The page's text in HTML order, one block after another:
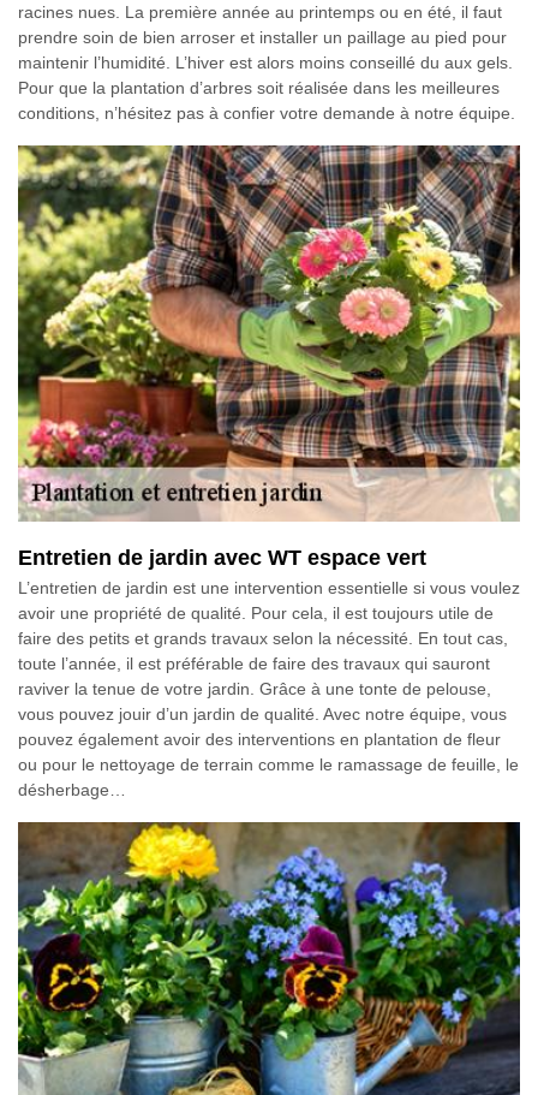
racines nues. La première année au printemps ou en été, il faut
prendre soin de bien arroser et installer un paillage au pied pour
maintenir l’humidité. L’hiver est alors moins conseillé du aux gels.
Pour que la plantation d’arbres soit réalisée dans les meilleures
conditions, n’hésitez pas à confier votre demande à notre équipe.
Entretien de jardin avec WT espace vert
L’entretien de jardin est une intervention essentielle si vous voulez
avoir une propriété de qualité. Pour cela, il est toujours utile de
faire des petits et grands travaux selon la nécessité. En tout cas,
toute l’année, il est préférable de faire des travaux qui sauront
raviver la tenue de votre jardin. Grâce à une tonte de pelouse,
vous pouvez jouir d’un jardin de qualité. Avec notre équipe, vous
pouvez également avoir des interventions en plantation de fleur
ou pour le nettoyage de terrain comme le ramassage de feuille, le
désherbage…